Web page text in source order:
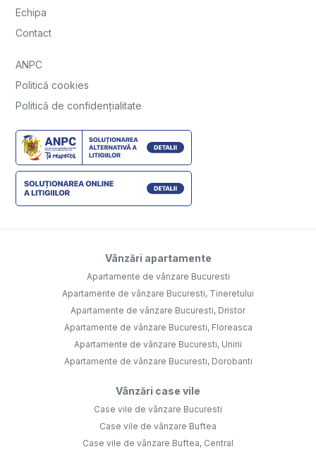
Echipa
Contact
ANPC
Politică cookies
Politică de confidențialitate
Vânzări apartamente
Apartamente de vânzare Bucuresti
Apartamente de vânzare Bucuresti, Tineretului
Apartamente de vânzare Bucuresti, Dristor
Apartamente de vânzare Bucuresti, Floreasca
Apartamente de vânzare Bucuresti, Unirii
Apartamente de vânzare Bucuresti, Dorobanti
Vânzări case vile
Case vile de vânzare Bucuresti
Case vile de vânzare Buftea
Case vile de vânzare Buftea, Central